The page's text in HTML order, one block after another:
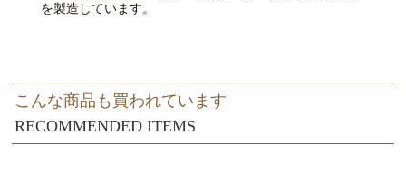
を製造しています。
RECOMMENDED ITEMS
こんな商品も買われています